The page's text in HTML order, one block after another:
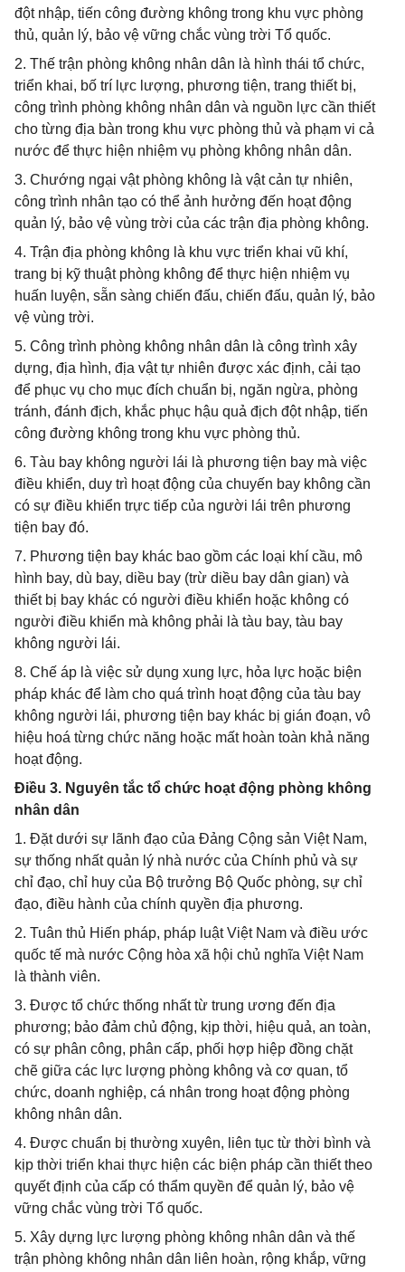
đột nhập, tiến công đường không trong khu vực phòng
thủ, quản lý, bảo vệ vững chắc vùng trời Tổ quốc.
2. Thế trận phòng không nhân dân là hình thái tổ chức,
triển khai, bố trí lực lượng, phương tiện, trang thiết bị,
công trình phòng không nhân dân và nguồn lực cần thiết
cho từng địa bàn trong khu vực phòng thủ và phạm vi cả
nước để thực hiện nhiệm vụ phòng không nhân dân.
3. Chướng ngại vật phòng không là vật cản tự nhiên,
công trình nhân tạo có thể ảnh hưởng đến hoạt động
quản lý, bảo vệ vùng trời của các trận địa phòng không.
4. Trận địa phòng không là khu vực triển khai vũ khí,
trang bị kỹ thuật phòng không để thực hiện nhiệm vụ
huấn luyện, sẵn sàng chiến đấu, chiến đấu, quản lý, bảo
vệ vùng trời.
5. Công trình phòng không nhân dân là công trình xây
dựng, địa hình, địa vật tự nhiên được xác định, cải tạo
để phục vụ cho mục đích chuẩn bị, ngăn ngừa, phòng
tránh, đánh địch, khắc phục hậu quả địch đột nhập, tiến
công đường không trong khu vực phòng thủ.
6. Tàu bay không người lái là phương tiện bay mà việc
điều khiển, duy trì hoạt động của chuyến bay không cần
có sự điều khiển trực tiếp của người lái trên phương
tiện bay đó.
7. Phương tiện bay khác bao gồm các loại khí cầu, mô
hình bay, dù bay, diều bay (trừ diều bay dân gian) và
thiết bị bay khác có người điều khiển hoặc không có
người điều khiển mà không phải là tàu bay, tàu bay
không người lái.
8. Chế áp là việc sử dụng xung lực, hỏa lực hoặc biện
pháp khác để làm cho quá trình hoạt động của tàu bay
không người lái, phương tiện bay khác bị gián đoạn, vô
hiệu hoá từng chức năng hoặc mất hoàn toàn khả năng
hoạt động.
Điều 3. Nguyên tắc tổ chức hoạt động phòng không
nhân dân
1. Đặt dưới sự lãnh đạo của Đảng Cộng sản Việt Nam,
sự thống nhất quản lý nhà nước của Chính phủ và sự
chỉ đạo, chỉ huy của Bộ trưởng Bộ Quốc phòng, sự chỉ
đạo, điều hành của chính quyền địa phương.
2. Tuân thủ Hiến pháp, pháp luật Việt Nam và điều ước
quốc tế mà nước Cộng hòa xã hội chủ nghĩa Việt Nam
là thành viên.
3. Được tổ chức thống nhất từ trung ương đến địa
phương; bảo đảm chủ động, kịp thời, hiệu quả, an toàn,
có sự phân công, phân cấp, phối hợp hiệp đồng chặt
chẽ giữa các lực lượng phòng không và cơ quan, tổ
chức, doanh nghiệp, cá nhân trong hoạt động phòng
không nhân dân.
4. Được chuẩn bị thường xuyên, liên tục từ thời bình và
kịp thời triển khai thực hiện các biện pháp cần thiết theo
quyết định của cấp có thẩm quyền để quản lý, bảo vệ
vững chắc vùng trời Tổ quốc.
5. Xây dựng lực lượng phòng không nhân dân và thế
trận phòng không nhân dân liên hoàn, rộng khắp, vững